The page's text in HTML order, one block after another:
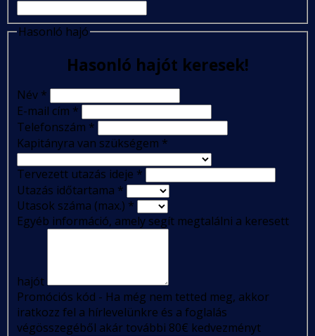
Hasonló hajó
Hasonló hajót keresek!
Név *
E-mail cím *
Telefonszám *
Kapitányra van szükségem *
Tervezett utazás ideje *
Utazás időtartama *
Utasok száma (max.) *
Egyéb információ, amely segít megtalálni a keresett
hajót
Promóciós kód - Ha még nem tetted meg, akkor
iratkozz fel a hírlevelünkre és a foglalás
végösszegéből akár további 80€ kedvezményt